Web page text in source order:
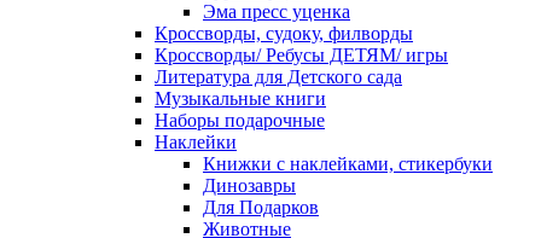
Эма пресс уценка
Кроссворды, судоку, филворды
Кроссворды/ Ребусы ДЕТЯМ/ игры
Литература для Детского сада
Музыкальные книги
Наборы подарочные
Наклейки
Книжки с наклейками, стикербуки
Динозавры
Для Подарков
Животные